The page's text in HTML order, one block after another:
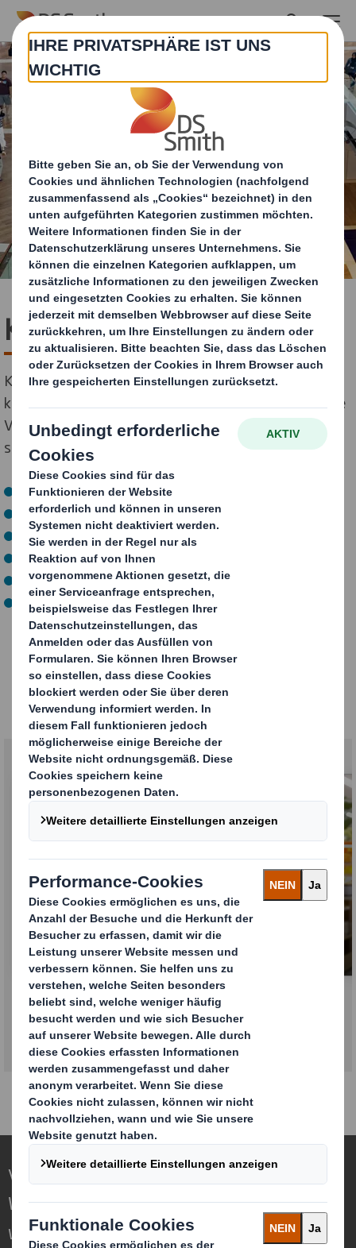
Skip to main content
Konsumgüter
Konsumgüterverpackungen sind vielseitige und
kreative Produkte, die für den Schutz und die effektive
Vermarktung im Einzelhandel eine wichtige Rolle
spielen.
Elektronik
DIY & Einrichtung
Freizeit- und Haushaltswaren
Haushalt & Körperpflege
Kosmetik, Toilettenartikel & Parfüm
Textilien, Bekleidung, Schuhe & Gepäck
Verpackungen für
Konsumgüter
Konsumgüterverpackungen
Verpackungen für eine sich verändernde
Welt neu definieren
Wir sind anders, weil wir die Chance